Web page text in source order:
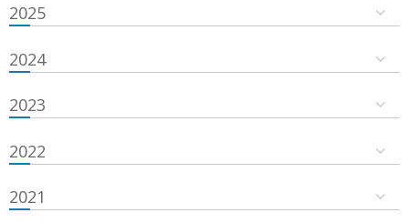
2025
2024
2023
2022
2021